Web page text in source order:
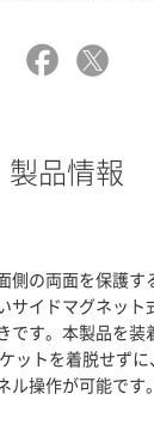
製品情報
側の両面を保護す
サイドマグネット
です。本製品を装
ットを着脱せず
ル操作が可能です